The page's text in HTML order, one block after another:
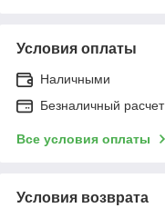
Условия оплаты
Наличными
Безналичный расчет
Все условия оплаты
Условия возврата